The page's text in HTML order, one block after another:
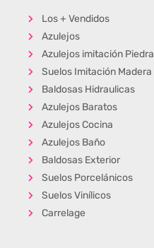
Los + Vendidos
Azulejos
Azulejos imitación Piedra
Suelos Imitación Madera
Baldosas Hidraulicas
Azulejos Baratos
Azulejos Cocina
Azulejos Baño
Baldosas Exterior
Suelos Porcelánicos
Suelos Vinílicos
Carrelage